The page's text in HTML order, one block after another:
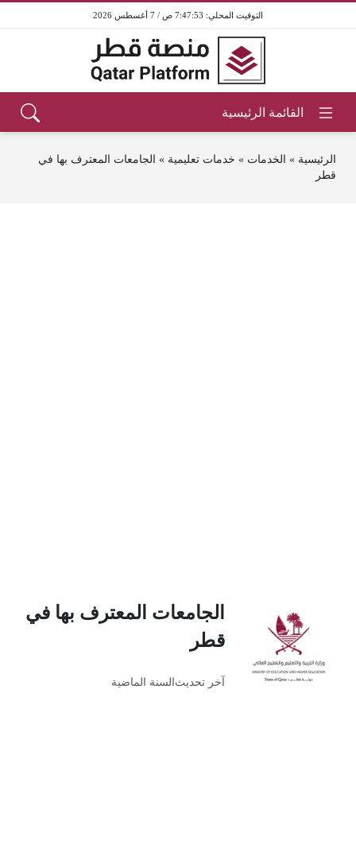
7:47:53 ص / 7 أغسطس 2026
الرئيسية » الخدمات » خدمات تعليمية » الجامعات المعترف بها في
قطر
الجامعات المعترف بها في
قطر
آخر تحديث السنة الماضية